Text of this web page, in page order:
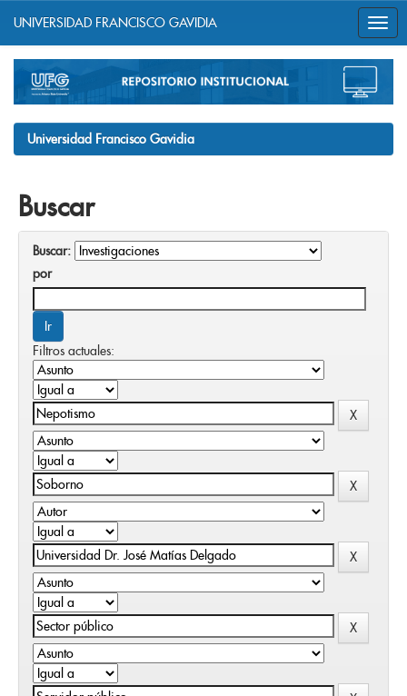
navigation
UNIVERSIDAD FRANCISCO GAVIDIA
Universidad Francisco Gavidia
Buscar
Buscar:
por
Filtros actuales: